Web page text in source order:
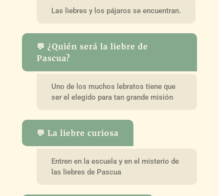
Las liebres y los pájaros se encuentran.
💬 ¿Quién será la liebre de
Pascua?
Uno de los muchos lebratos tiene que
ser el elegido para tan grande misión
💬 La liebre curiosa
Entren en la escuela y en el misterio de
las liebres de Pascua